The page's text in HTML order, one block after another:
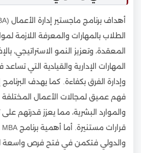
الطلاب بالمهارات والمعرفة اللازمة
المعقدة، وتعزيز النمو الاستراتيجي،
المهارات الإدارية والقيادية التي
وإدارة الفرق بكفاءة. كما يهدف
فهم عميق لمجالات الأعمال المختلفة
والموارد البشرية، مما يعزز قدرتهم
والدولي فتكمن في فتح فرص واسعة